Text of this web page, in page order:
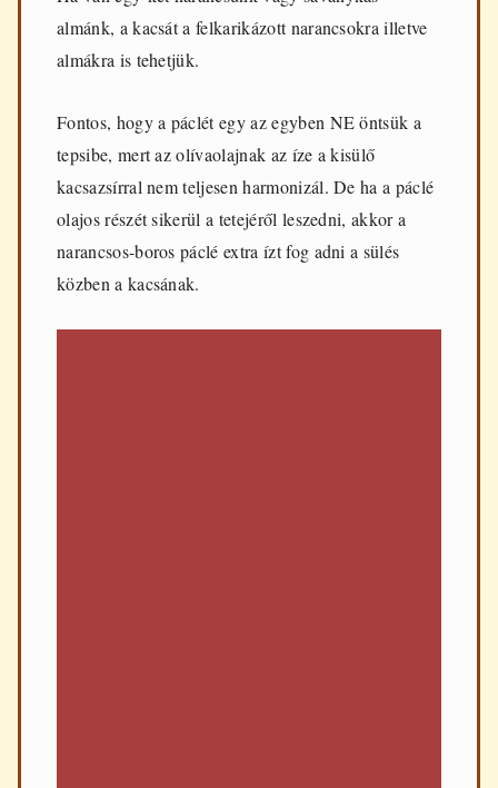
almánk, a kacsát a felkarikázott narancsokra illetve
almákra is tehetjük.
Fontos, hogy a páclét egy az egyben NE öntsük a
tepsibe, mert az olívaolajnak az íze a kisülő
kacsazsírral nem teljesen harmonizál. De ha a páclé
olajos részét sikerül a tetejéről leszedni, akkor a
narancsos-boros páclé extra ízt fog adni a sülés
közben a kacsának.